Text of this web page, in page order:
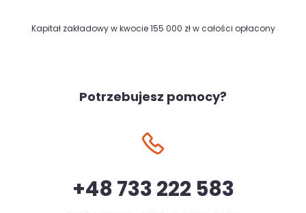
Kapitał zakładowy w kwocie 155 000 zł w całości opłacony
Potrzebujesz pomocy?
+48 733 222 583